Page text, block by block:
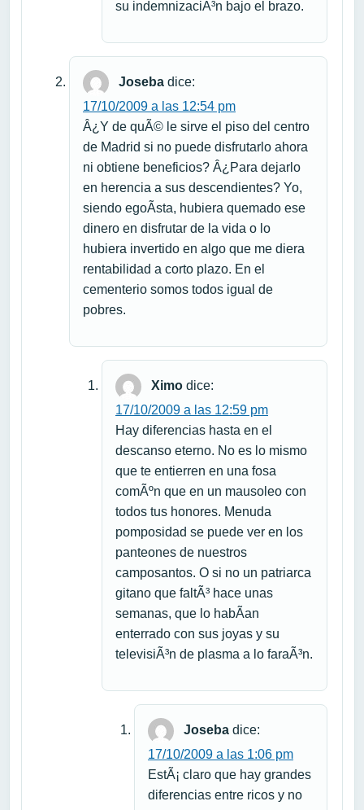
su indemnizaciÃ³n bajo el brazo.
Joseba dice:
17/10/2009 a las 12:54 pm
Â¿Y de quÃ© le sirve el piso del centro
de Madrid si no puede disfrutarlo ahora
ni obtiene beneficios? Â¿Para dejarlo
en herencia a sus descendientes? Yo,
siendo egoÃ­sta, hubiera quemado ese
dinero en disfrutar de la vida o lo
hubiera invertido en algo que me diera
rentabilidad a corto plazo. En el
cementerio somos todos igual de
pobres.
Ximo dice:
17/10/2009 a las 12:59 pm
Hay diferencias hasta en el
descanso eterno. No es lo mismo
que te entierren en una fosa
comÃºn que en un mausoleo con
todos tus honores. Menuda
pomposidad se puede ver en los
panteones de nuestros
camposantos. O si no un patriarca
gitano que faltÃ³ hace unas
semanas, que lo habÃ­an
enterrado con sus joyas y su
televisiÃ³n de plasma a lo faraÃ³n.
Joseba dice:
17/10/2009 a las 1:06 pm
EstÃ¡ claro que hay grandes
diferencias entre ricos y no